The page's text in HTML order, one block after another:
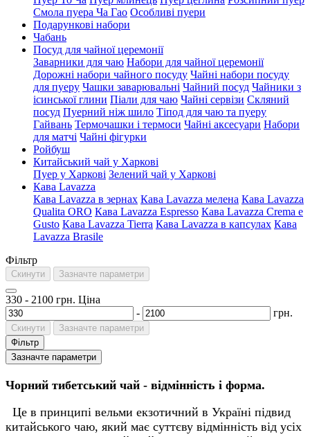
Смола пуера Ча Гао Особливі пуери
Подарункові набори
Чабань
Посуд для чайної церемонії
Заварники для чаю Набори для чайної церемонії
Дорожні набори чайного посуду Чайні набори посуду
для пуеру Чашки заварювальні Чайний посуд Чайники з
ісинської глини Піали для чаю Чайні сервізи Скляний
посуд Пуерний ніж шило Тіпод для чаю та пуеру
Гайвань Термочашки і термоси Чайні аксесуари Набори
для матчі Чайні фігурки
Ройбуш
Китайський чай у Харкові
Пуер у Харкові Зелений чай у Харкові
Кава Lavazza
Кава Lavazza в зернах Кава Lavazza мелена Кава Lavazza
Qualita ORO Кава Lavazza Espresso Кава Lavazza Crema e
Gusto Кава Lavazza Tierra Кава Lavazza в капсулах Кава
Lavazza Brasile
Фільтр
Скинути Зазначте параметри
330 - 2100 грн. Ціна
-
грн.
Скинути
Зазначте параметри
Фільтр
Зазначте параметри
Чорний тибетський чай - відмінність і форма.
Це в принципі вельми екзотичний в Україні підвид
китайського чаю, який має суттєву відмінність від усіх